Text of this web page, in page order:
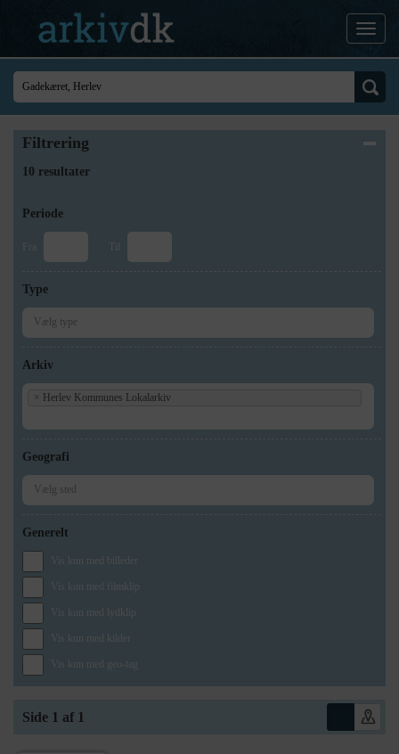
Filtrering
10 resultater
Periode
Fra Til
Type
Arkiv
× Herlev Kommunes Lokalarkiv
Geografi
Generelt
Vis kun med billeder
Vis kun med filmklip
Vis kun med lydklip
Vis kun med kilder
Vis kun med geo-tag
Side 1 af 1